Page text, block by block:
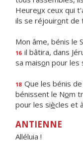
Heureux ceux qui
ils se réjouiront de
Mon âme, bénis le
16 il bâtira, dans
sa maison pour les
18 Que les bénis
bénissent le Nom
pour les siècles et
ANTIENNE
Alléluia !